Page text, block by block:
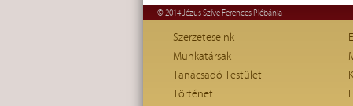
© 2014 Jézus Szíve Ferences Plébánia
Szerzeteseink
Munkatársak
Tanácsadó Testület
Történet